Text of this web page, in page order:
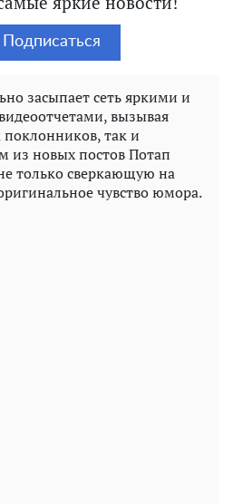
Подписаться
засыпает сеть яркими и
вызывая
так и
из новых постов Потап
только сверкающую на
чувство юмора.